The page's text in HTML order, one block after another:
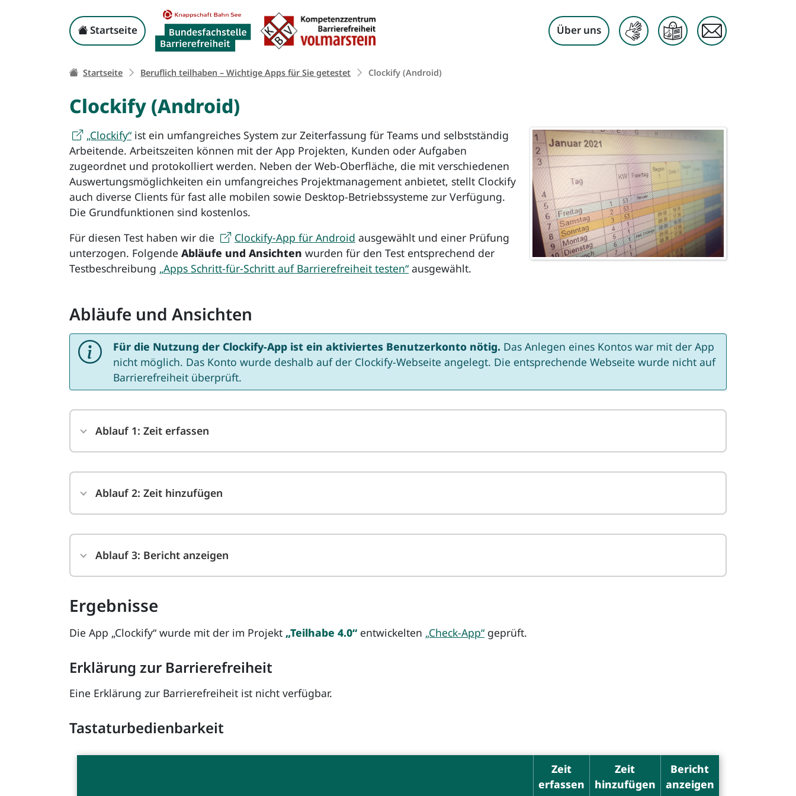
Clockify(Android)
Kopf-Navigation
Startseite Über uns
Ihr Weg zu dieser Seite:
Startseite Beruflich teilhaben – Wichtige Apps für Sie getestet Clockify (Android)
Clockify (Android)
„Clockify“ist ein umfangreiches System zur Zeiterfassung für Teams und selbstständig
Arbeitende. Arbeitszeiten können mit der App Projekten, Kunden oder Aufgaben
zugeordnet und protokolliert werden. Neben der Web-Oberfläche, die mit verschiedenen
Auswertungsmöglichkeiten ein umfangreiches Projektmanagement anbietet, stellt Clockify
auch diverse Clients für fast alle mobilen sowie Desktop-Betriebssysteme zur Verfügung.
Die Grundfunktionen sind kostenlos.
Für diesen Test haben wir die
Clockify-App für Android ausgewählt und einer Prüfung
unterzogen. Folgende Abläufe und Ansichten wurden für den Test entsprechend der
Testbeschreibung „Apps Schritt-für-Schritt auf Barrierefreiheit testen“ ausgewählt.
Abläufe und Ansichten
Für die Nutzung der Clockify-App ist ein aktiviertes Benutzerkonto nötig. Das Anlegen eines Kontos war mit der App
nicht möglich. Das Konto wurde deshalb auf der Clockify-Webseite angelegt. Die entsprechende Webseite wurde nicht auf
Barrierefreiheit überprüft.
Ablauf 1: Zeit erfassen
Ablauf 2: Zeit hinzufügen
Ablauf 3: Bericht anzeigen
Ergebnisse
Die App „Clockify“ wurde mit der im Projekt „Teilhabe 4.0“ entwickelten „Check-App“ geprüft.
Erklärung zur Barrierefreiheit
Eine Erklärung zur Barrierefreiheit ist nicht verfügbar.
Tastaturbedienbarkeit
Zeit
erfassen
Zeit
hinzufügen
Bericht
anzeigen